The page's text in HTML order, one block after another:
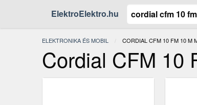
ElektroElektro.hu
ELEKTRONIKA ÉS MOBIL JELENLEGI:
CORDIAL CFM 10 FM 10 M
Cordial CFM 10